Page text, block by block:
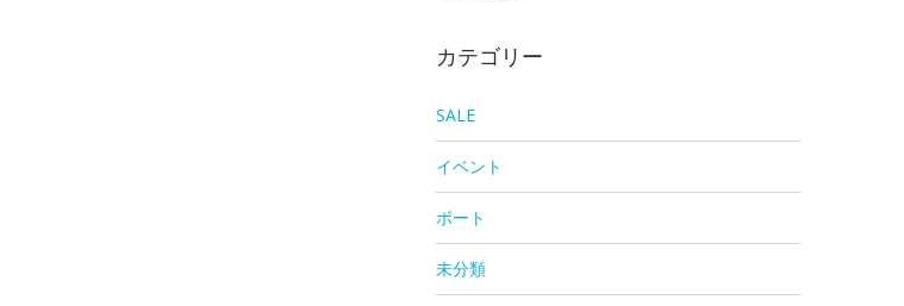
カテゴリー
SALE
イベント
ボート
未分類